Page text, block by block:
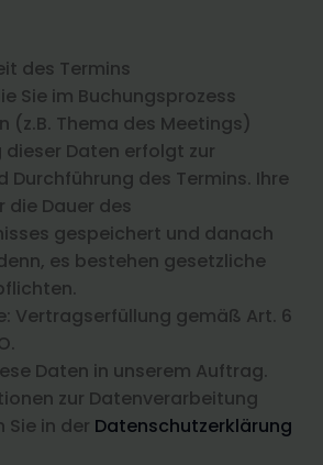
des Termins
Sie im Buchungsprozess
(z.B. Thema des Meetings)
dieser Daten erfolgt zur
Durchführung des Termins. Ihre
die Dauer des
gespeichert und danach
es bestehen gesetzliche
Vertragserfüllung gemäß Art. 6
Daten in unserem Auftrag.
zur Datenverarbeitung
Sie in der Datenschutzerklärung